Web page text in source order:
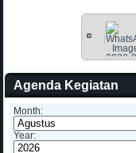
Agenda Kegiatan
Month:
Year: